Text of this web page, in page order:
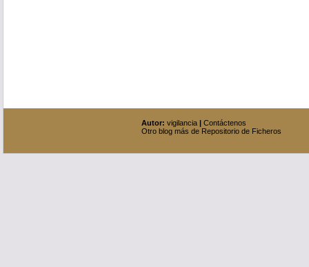
Autor: vigilancia| Contáctenos
Otro blog más de Repositorio de Ficheros